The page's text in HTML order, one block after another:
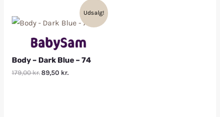
Udsalg!
Body – Dark Blue – 74
179,00kr.89,50 kr.